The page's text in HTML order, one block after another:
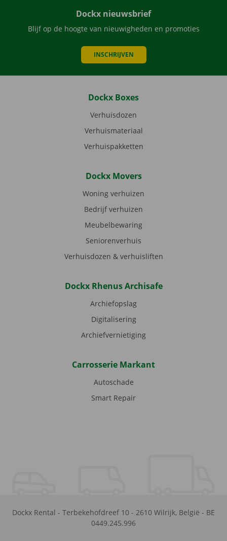
Dockx nieuwsbrief
Blijf op de hoogte van nieuwigheden en promoties
INSCHRIJVEN
Dockx Boxes
Verhuisdozen
Verhuismateriaal
Verhuispakketten
Dockx Movers
Woning verhuizen
Bedrijf verhuizen
Meubelbewaring
Seniorenverhuis
Verhuisdozen & verhuisliften
Dockx Rhenus Archisafe
Archiefopslag
Digitalisering
Archiefvernietiging
Carrosserie Markant
Autoschade
Smart Repair
Dockx Rental - Terbekehofdreef 10 - 2610 Wilrijk, België - BE
0449.245.996